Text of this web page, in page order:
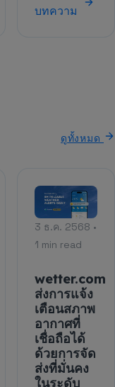
บทความ
ดูทั้งหมด
3 ธ.ค. 2568 •
1 min read
wetter.com
ส่งการแจ้ง
เตือนสภาพ
อากาศที่
เชื่อถือได้
ด้วยการจัด
ส่งที่มั่นคง
ในระดับ